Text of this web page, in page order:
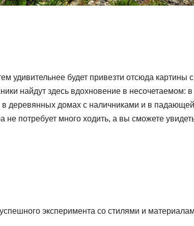
удивительнее будет привезти отсюда картины с
найдут здесь вдохновение в несочетаемом: в
деревянных домах с наличниками и в падающей
потребует много ходить, а вы сможете
эксперимента со стилями и